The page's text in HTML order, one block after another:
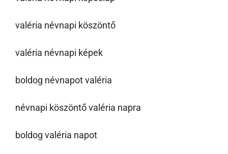
valéria névnapi köszöntő
valéria névnapi képek
boldog névnapot valéria
névnapi köszöntő valéria napra
boldog valéria napot